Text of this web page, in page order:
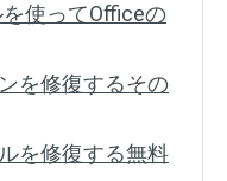
使ってOfficeの
を修復するその
を修復する無料